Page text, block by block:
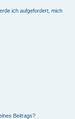
ich aufgefordert, mich
Beitrags?